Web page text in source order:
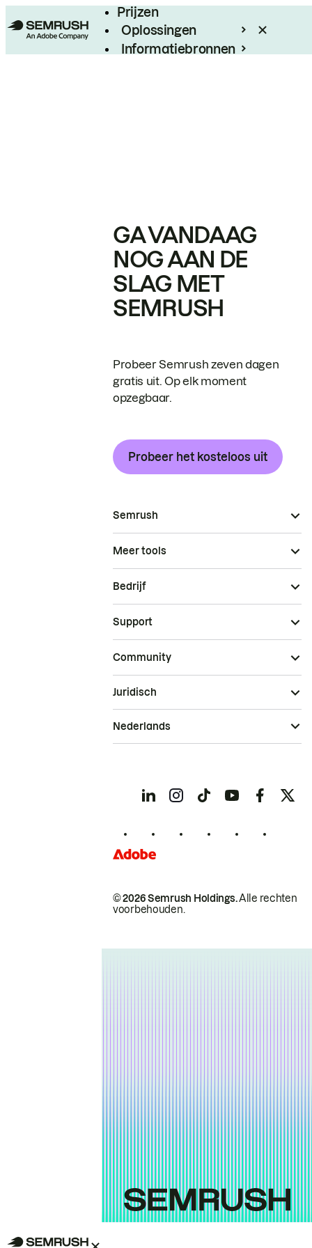
Prijzen
Oplossingen
Informatiebronnen
GA VANDAAG
NOG AAN DE
SLAG MET
SEMRUSH
Probeer Semrush zeven dagen
gratis uit. Op elk moment
opzegbaar.
Probeer het kosteloos uit
Semrush
Meer tools
Bedrijf
Support
Community
© 2026 Semrush Holdings.Alle rechten
voorbehouden.
Juridisch
Nederlands